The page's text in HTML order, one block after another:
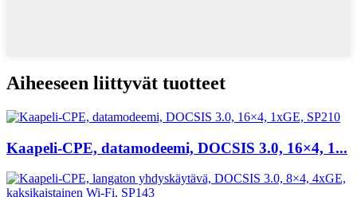
Aiheeseen liittyvät tuotteet
Kaapeli-CPE, datamodeemi, DOCSIS 3.0, 16×4, 1...